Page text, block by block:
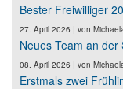
Bester Freiwilliger
27. April 2026 | von
Neues Team an
08. April 2026 | von
Erstmals zwei